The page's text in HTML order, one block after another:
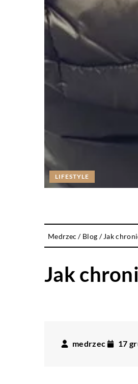
LIFESTYLE
Medrzec / Blog / Jak
Jak
medrzec 17